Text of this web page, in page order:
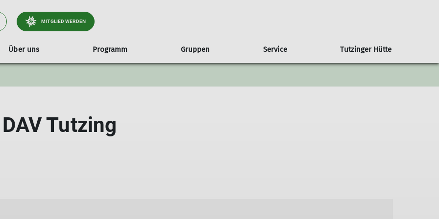
MITGLIED WERDEN
Über uns
Referenten Trainer
Programm
26 Programm Gemeinschaftstouren
Gruppen
Übersicht Jugend- & Familiengruppen
Kinderklettergruppe
Familiengruppe
Übersicht weitere Gruppen
Service
Jahresheft Geschäftsstelle
Protokolle Mitgliederversammlungen
Wanderwegekonzept Tölzer Land Süd
Klimawandel in den Alpen Klimaschutzbericht
Tutzinger Hütte
Tutzing